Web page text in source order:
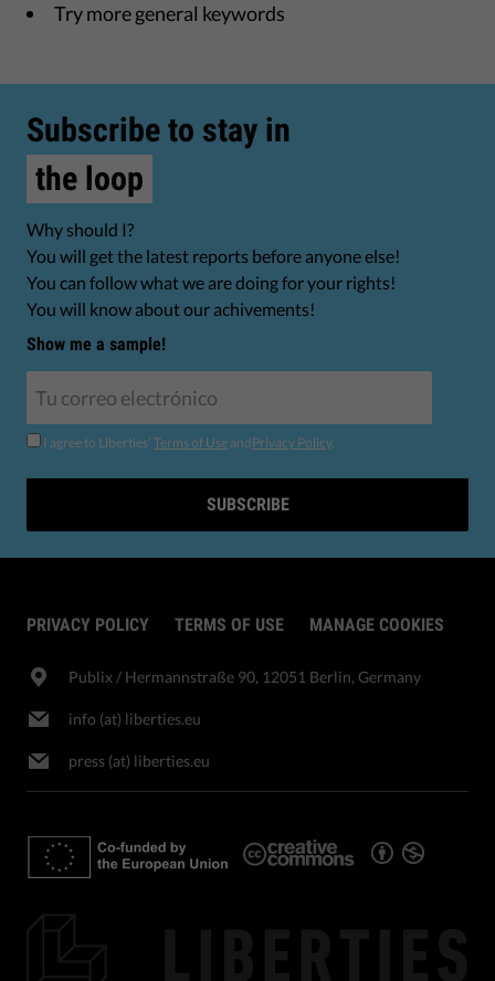
Try more general keywords
Subscribe to stay in
the loop
Why should I?
You will get the latest reports before anyone else!
You can follow what we are doing for your rights!
You will know about our achivements!
Show me a sample!
I agree to Liberties' Terms of Use andPrivacy Policy.
SUBSCRIBE
PRIVACY POLICY TERMS OF USE MANAGE COOKIES
Publix​ / Hermannstraße 90, 12051 Berlin, Germany
info (at) liberties.eu
press (at) liberties.eu